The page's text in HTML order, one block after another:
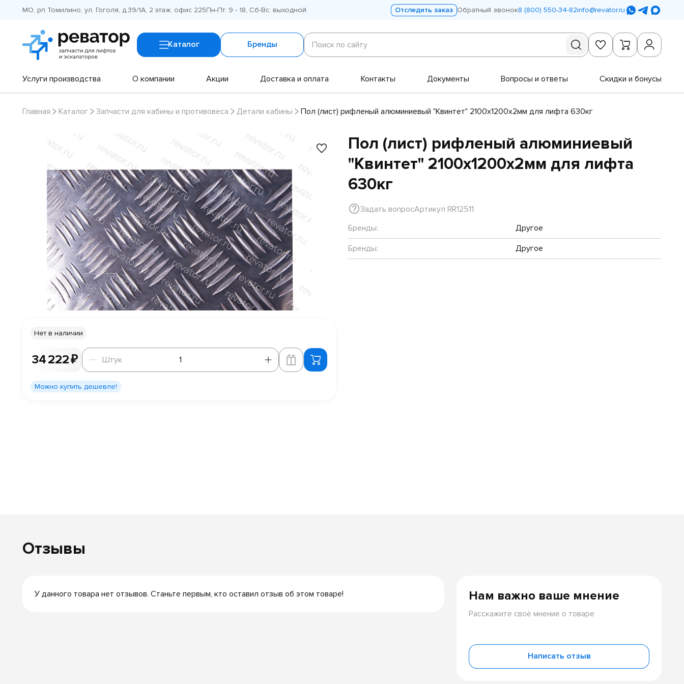
МО, рп Томилино, ул. Гоголя, д.39/1А, 2 этаж, офис 225Пн-Пт: 9 - 18, Сб-Вс: выходной Отследить заказ Обратный звонок8 (800) 550-34-82info@revator.ru
Каталог Бренды
Поиск
по
сайту
Поиск по сайту
Услуги производства О компании Акции Доставка и оплата Контакты Документы Вопросы и ответы Скидки и бонусы
Главная Каталог Запчасти для кабины и противовеса Детали кабины Пол (лист) рифленый алюминиевый "Квинтет" 2100х1200х2мм для лифта 630кг
Пол (лист) рифленый алюминиевый
"Квинтет" 2100х1200х2мм для лифта
630кг
Задать вопросАртикул RR12511
Нет в наличии
34 222 ₽
Штук
Штук
Можно купить дешевле!
Бренды:
Другое
Бренды:
Другое
Отзывы
У данного товара нет отзывов. Станьте первым, кто оставил отзыв об этом товаре! Нам важно ваше мнение
Расскажите своё мнение о товаре
Написать отзыв